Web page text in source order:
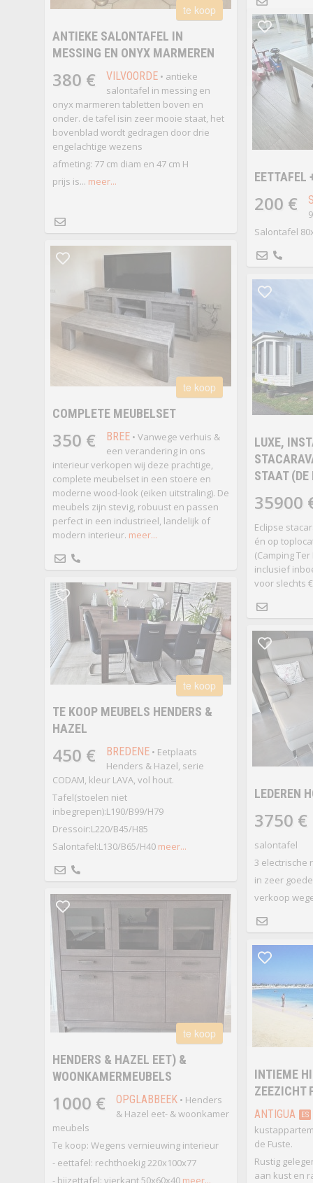
te koop
ANTIEKE SALONTAFEL IN
MESSING EN ONYX MARMEREN
380 € VILVOORDE• antieke
salontafel in messing en
onyx marmeren tabletten boven en
onder. de tafel isin zeer mooie staat, het
bovenblad wordt gedragen door drie
engelachtige wezens
afmeting: 77 cm diam en 47 cm H
prijs is... meer... EETTAFEL
200 €
Salontafel
te koop
COMPLETE MEUBELSET
350 € BREE• Vanwege verhuis &
een verandering in ons
interieur verkopen wij deze prachtige,
complete meubelset in een stoere en
moderne wood-look (eiken uitstraling). De
meubels zijn stevig, robuust en passen
perfect in een industrieel, landelijk of
modern interieur. meer...
LUXE,
STAAT
35900
Eclipse
én op
(Camping
inclusief
voor slechts
te koop
TE KOOP MEUBELS HENDERS &
HAZEL
450 € BREDENE• Eetplaats
Henders & Hazel, serie
CODAM, kleur LAVA, vol hout.
Tafel(stoelen niet
inbegrepen):L190/B99/H79
Dressoir:L220/B45/H85
Salontafel:L130/B65/H40 meer...
LEDEREN
3750 €
salontafel
3 electrische
in zeer
verkoop
te koop
HENDERS & HAZEL EET) &
WOONKAMERMEUBELS
1000 € OPGLABBEEK• Henders
& Hazel eet- & woonkamer
meubels
Te koop: Wegens vernieuwing interieur
- eettafel: rechthoekig 220x100x77
- bijzettafel: vierkant 50x60x40 meer...
INTIEME
ZEEZICHT
ANTIGUA ES
de Fuste.
Rustig
aan kust en